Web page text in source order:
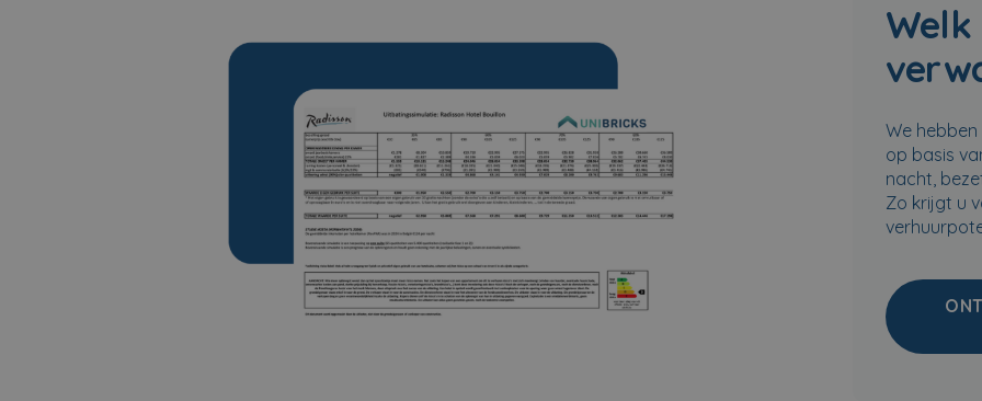
We
op basis
nacht,
Zo krijgt u